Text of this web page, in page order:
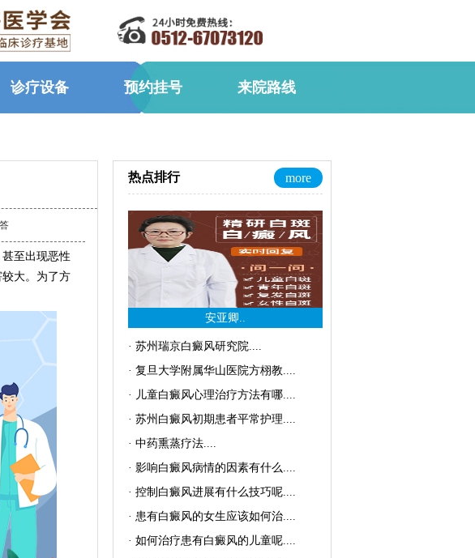
诊疗设备 预约挂号 来院路线
至出现恶性
大。为了方
热点排行 more
安亚卿..
· 苏州瑞京白癜风研究院....
· 复旦大学附属华山医院方栩教....
· 儿童白癜风心理治疗方法有哪....
· 苏州白癜风初期患者平常护理....
· 中药熏蒸疗法....
· 影响白癜风病情的因素有什么....
· 控制白癜风进展有什么技巧呢....
· 患有白癜风的女生应该如何治....
· 如何治疗患有白癜风的儿童呢....